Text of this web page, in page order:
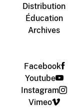
Distribution
Éducation
Archives
Facebook
Youtube
Instagram
Vimeo